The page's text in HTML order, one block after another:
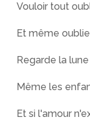
Vouloir tout
Et même
Regarde la
Même les
Et si l'amour